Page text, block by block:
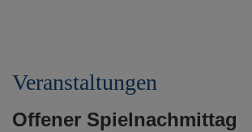
nVeranstaltungen
Offener Spielnachmittag